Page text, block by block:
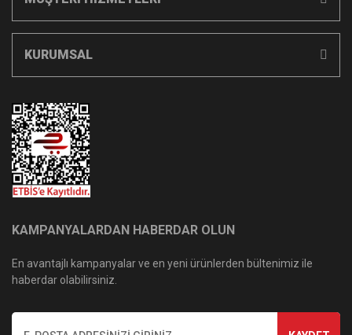
KURUMSAL
KAMPANYALARDAN HABERDAR OLUN
En avantajlı kampanyalar ve en yeni ürünlerden bültenimiz ile
haberdar olabilirsiniz.